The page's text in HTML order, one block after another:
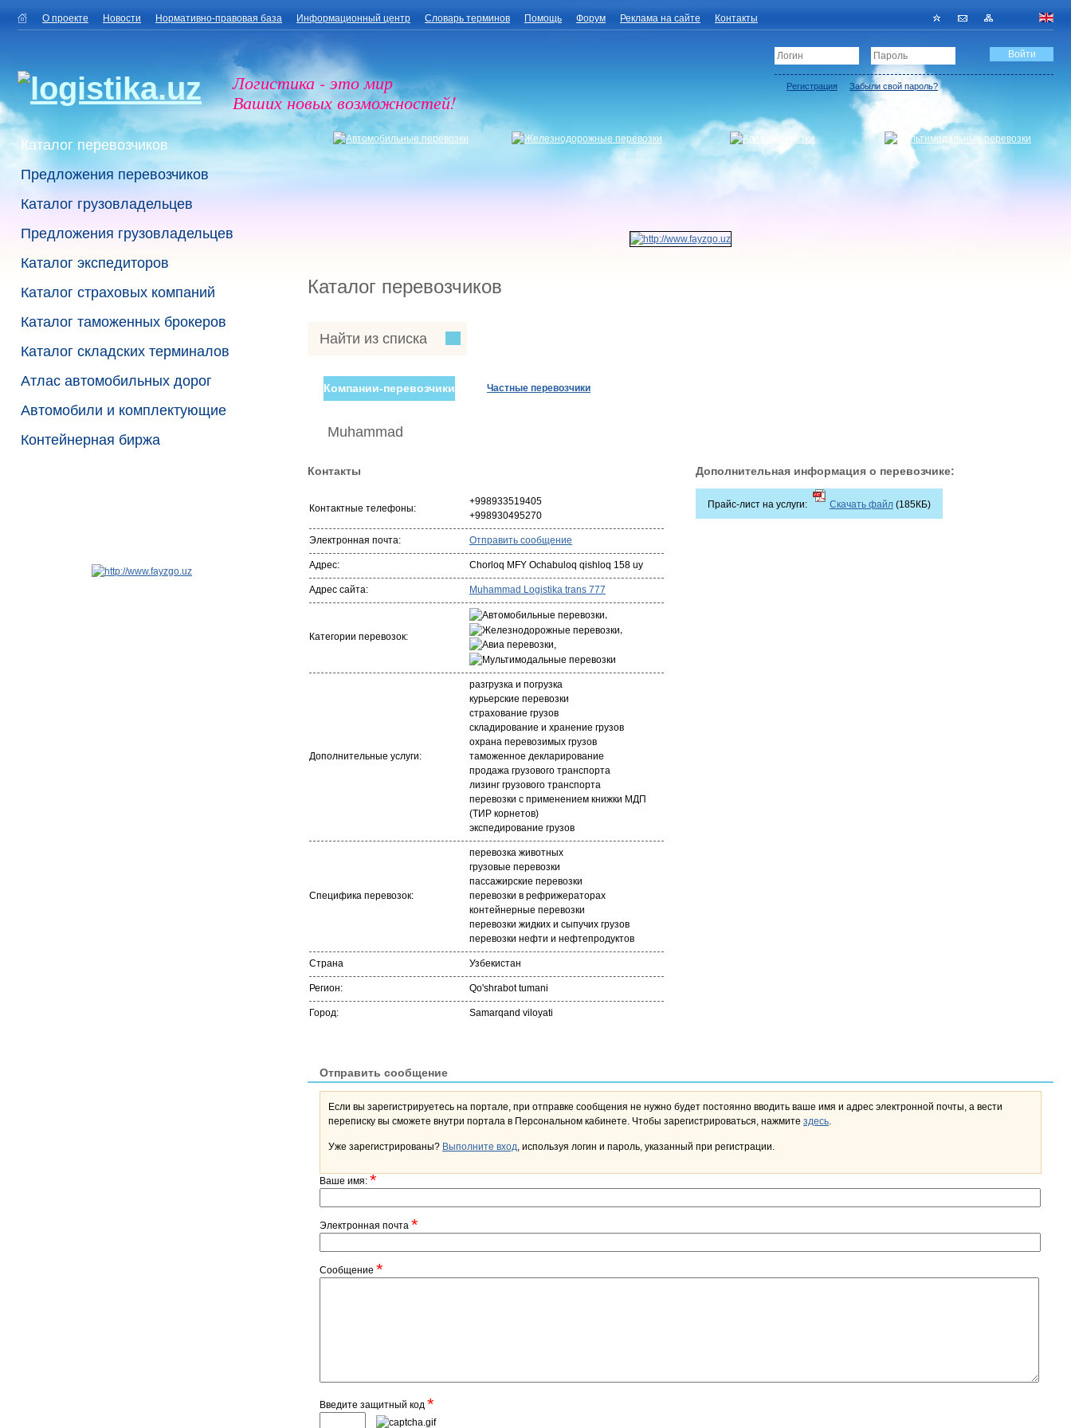
О проекте Новости Нормативно-правовая база Информационный центр Словарь терминов Помощь Форум Реклама на сайте Контакты
Логистика - это мир
Ваших новых возможностей!
Регистрация Забыли свой пароль?
Каталог перевозчиков
Предложения перевозчиков
Каталог грузовладельцев
Предложения грузовладельцев
Каталог экспедиторов
Каталог страховых компаний
Каталог таможенных брокеров
Каталог складских терминалов
Атлас автомобильных дорог
Автомобили и комплектующие
Контейнерная биржа
Каталог перевозчиков
Найти из списка
Компании-перевозчики Частные перевозчики
Muhammad
Контакты
Контактные телефоны:
+998933519405
+998930495270
Электронная почта: Отправить сообщение
Адрес: Chorloq MFY Ochabuloq qishloq 158 uy
Адрес сайта: Muhammad Logistika trans 777
Категории перевозок:
,
,
Дополнительные услуги:
разгрузка и погрузка
курьерские перевозки
страхование грузов
складирование и хранение грузов
охрана перевозимых грузов
таможенное декларирование
продажа грузового транспорта
лизинг грузового транспорта
перевозки с применением книжки МДП
(ТИР корнетов)
экспедирование грузов
Специфика перевозок:
перевозка животных
грузовые перевозки
пассажирские перевозки
перевозки в рефрижераторах
контейнерные перевозки
перевозки жидких и сыпучих грузов
перевозки нефти и нефтепродуктов
Страна Узбекистан
Регион: Qo'shrabot tumani
Город: Samarqand viloyati
Дополнительная информация о перевозчике:
Прайс-лист на услуги: Скачать файл(185КБ)
Отправить сообщение
Если вы зарегистрируетесь на портале, при отправке сообщения не нужно будет постоянно вводить ваше имя и адрес электронной почты, а вести
переписку вы сможете внутри портала в Персональном кабинете. Чтобы зарегистрироваться, нажмите здесь.
Уже зарегистрированы? Выполните вход, используя логин и пароль, указанный при регистрации.
Ваше имя: *
Электронная почта *
Сообщение *
Введите защитный код *